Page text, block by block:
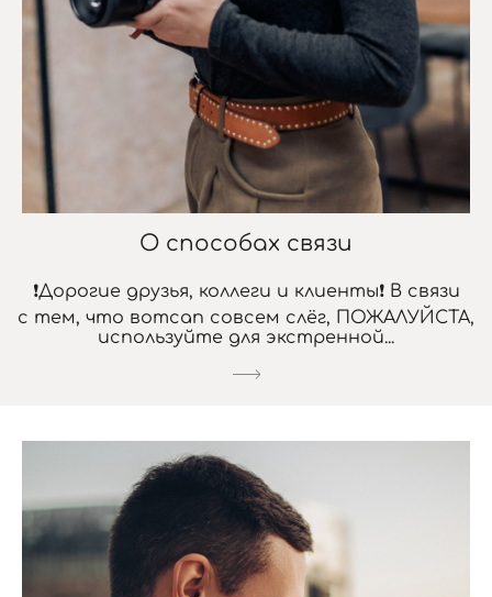
О способах связи
❗Дорогие друзья, коллеги и клиенты❗ В связи
с тем, что вотсап совсем слёг, ПОЖАЛУЙСТА,
используйте для экстренной...